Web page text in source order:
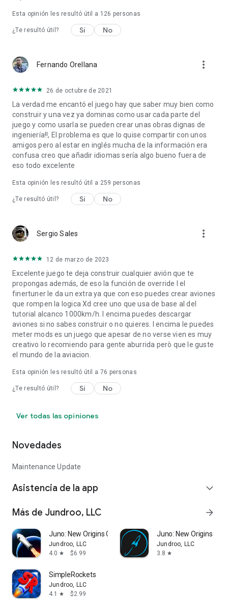
Esta opinión les resultó útil a 126 personas
¿Te resultó útil? Sí No
Fernando Orellana more_vert
26 de octubre de 2021
La verdad me encantó el juego hay que saber muy bien como
construir y una vez ya dominas como usar cada parte del
juego y como usarla se pueden crear unas obras dignas de
ingeniería!!, El problema es que lo quise compartir con unos
amigos pero al estar en inglés mucha de la información era
confusa creo que añadir idiomas sería algo bueno fuera de
eso todo excelente
Esta opinión les resultó útil a 259 personas
¿Te resultó útil? Sí No
Sergio Sales more_vert
12 de marzo de 2023
Excelente juego te deja construir cualquier avión que te
propongas además, de eso la función de override I el
finertuner le da un extra ya que con eso puedes crear aviones
que rompen la logica Xd cree uno que usa de base al del
tutorial alcanco 1000km/h. I encima puedes descargar
aviones si no sabes construir o no quieres. I encima le puedes
meter mods es un juego que apesar de no verse vien es muy
creativo lo recomiendo para gente aburrida però que le guste
el mundo de la aviacion.
Esta opinión les resultó útil a 76 personas
¿Te resultó útil? Sí No
Ver todas las opiniones
Novedades
Maintenance Update
Asistencia de la app expand_more
Más de Jundroo, LLC arrow_forward
Juno: New Origins Complete Ed.
Jundroo, LLC
4.0 star $6.99
Juno: New Origins
Jundroo, LLC
3.8 star
SimpleRockets
Jundroo, LLC
4.1
star $2.99